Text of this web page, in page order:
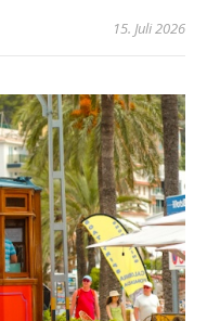
15. Juli 2026